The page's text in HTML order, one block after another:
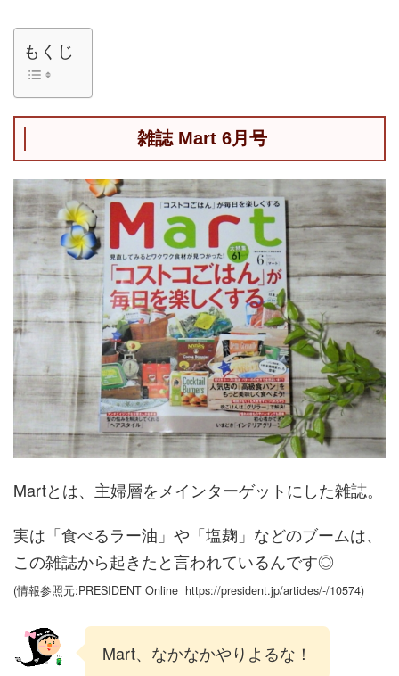
もくじ
雑誌 Mart 6月号
Martとは、主婦層をメインターゲットにした雑誌。
実は「食べるラー油」や「塩麹」などのブームは、
この雑誌から起きたと言われているんです◎
(情報参照元:PRESIDENT Online https://president.jp/articles/-/10574)
Mart、なかなかやりよるな！